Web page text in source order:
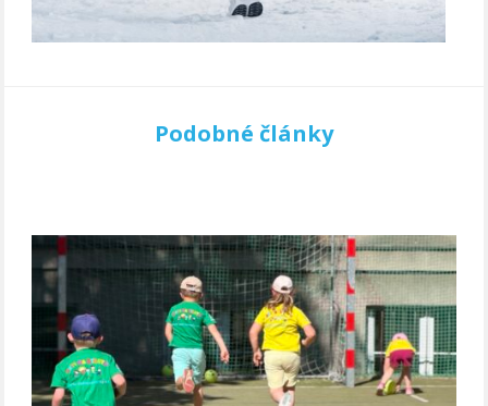
Podobné články